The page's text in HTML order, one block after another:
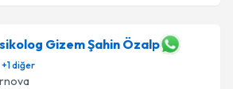
Gizem Şahin Özalp
+1diğer